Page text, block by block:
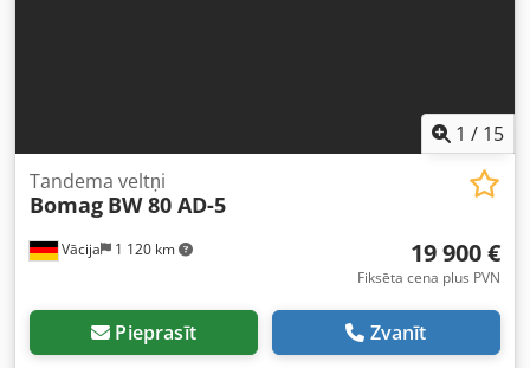
1 / 15
Vācija 1 120 km
Tandema veltņi
Bomag BW 80 AD-5
19 900 €
Fiksēta cena plus PVN
Pieprasīt Zvanīt